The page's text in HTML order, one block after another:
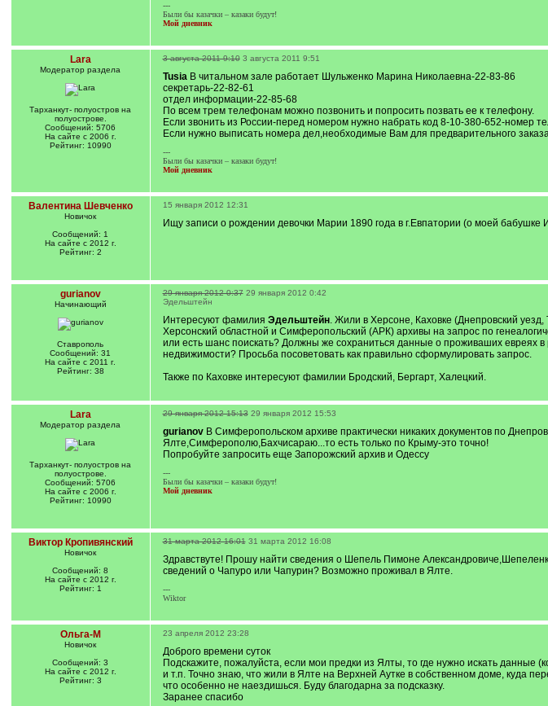
---
Были бы казачки – казаки будут!
Мой дневник
Lara
Модератор раздела
Тарханкут- полуостров на
полуострове.
Сообщений: 5706
На сайте с 2006 г.
Рейтинг: 10990
3 августа 2011 9:10 3 августа 2011 9:51
TusiaВ читальном зале работает Шульженко Марина Николаевна-22-83-86
секретарь-22-82-61
отдел информации-22-85-68
По всем трем телефонам можно позвонить и попросить позвать ее к телефону.
Если звонить из России-перед номером нужно набрать код 8-10-380-652-номер
Если нужно выписать номера дел,необходимые Вам для предварительного
---
Были бы казачки – казаки будут!
Мой дневник
Валентина Шевченко
Новичок
Сообщений: 1
На сайте с 2012 г.
Рейтинг: 2
15 января 2012 12:31
Ищу записи о рождении девочки Марии 1890 года в г.Евпатории (о моей
gurianov
Начинающий
Ставрополь
Сообщений: 31
На сайте с 2011 г.
Рейтинг: 38
29 января 2012 0:37 29 января 2012 0:42
Эдельштейн
Интересуют фамилия Эдельштейн. Жили в Херсоне, Каховке (Днепровский уезд,
Херсонский областной и Симферопольский (АРК) архивы на запрос по
или есть шанс поискать? Должны же сохраниться данные о проживаших евреях
недвижимости? Просьба посоветовать как правильно сформулировать запрос.
Также по Каховке интересуют фамилии Бродский, Бергарт, Халецкий.
Lara
Модератор раздела
Тарханкут- полуостров на
полуострове.
Сообщений: 5706
На сайте с 2006 г.
Рейтинг: 10990
29 января 2012 15:13 29 января 2012 15:53
gurianovВ Симферопольском архиве практически никаких документов по
Ялте,Симферополю,Бахчисараю...то есть только по Крыму-это точно!
Попробуйте запросить еще Запорожский архив и Одессу
---
Были бы казачки – казаки будут!
Мой дневник
Виктор Кропивянский
Новичок
Сообщений: 8
На сайте с 2012 г.
Рейтинг: 1
31 марта 2012 16:01 31 марта 2012 16:08
Здравствуте! Прошу найти сведения о Шепель Пимоне
сведений о Чапуро или Чапурин? Возможно проживал в Ялте.
---
Wiktor
Ольга-М
Новичок
Сообщений: 3
На сайте с 2012 г.
Рейтинг: 3
23 апреля 2012 23:28
Доброго времени суток
Подскажите, пожалуйста, если мои предки из Ялты, то где нужно искать
и т.п. Точно знаю, что жили в Ялте на Верхней Аутке в собственном доме, куда
что особенно не наездишься. Буду благодарна за подсказку.
Заранее спасибо